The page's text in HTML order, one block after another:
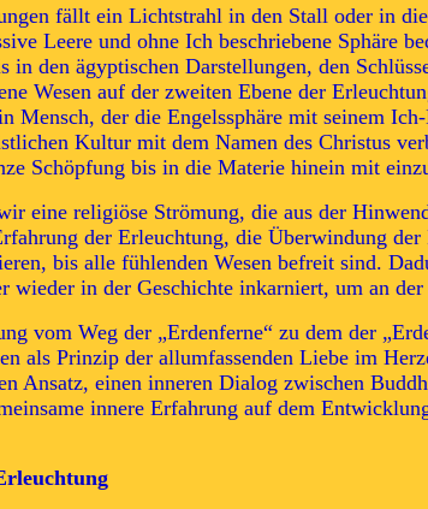
fällt ein Lichtstrahl in den Stall oder in
Leere und ohne Ich beschriebene Sphäre
in den ägyptischen Darstellungen, den
Wesen auf der zweiten Ebene der
Mensch, der die Engelssphäre mit seinem
Kultur mit dem Namen des Christus
Schöpfung bis in die Materie hinein mit
eine religiöse Strömung, die aus der
der Erleuchtung, die Überwindung
bis alle fühlenden Wesen befreit sind.
wieder in der Geschichte inkarniert, um an
vom Weg der „Erdenferne“ zu dem der
als Prinzip der allumfassenden Liebe im
Ansatz, einen inneren Dialog zwischen
innere Erfahrung auf dem